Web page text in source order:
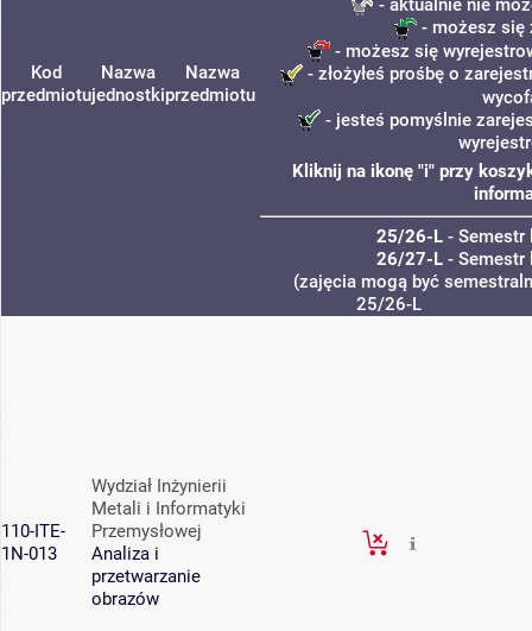
Kod
przedmiotu
Nazwa
jednostki
Nazwa
przedmiotu
- możesz się
- możesz się
- złożyłeś prośbę o
- jesteś pomyślnie
Kliknij na ikonę "i" przy
25/26-L- Semestr
26/27-L- Semestr
(zajęcia mogą być
25/26-L
110-ITE-
1N-013
Wydział Inżynierii
Metali i Informatyki
Przemysłowej
Analiza i
przetwarzanie
obrazów